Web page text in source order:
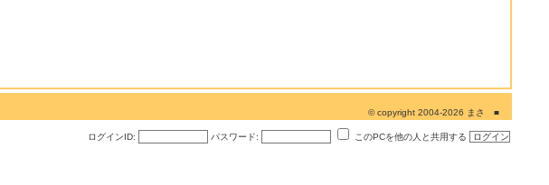
© copyright 2004-2026 まさ ■
ログインID: パスワード: このPCを他の人と共用する